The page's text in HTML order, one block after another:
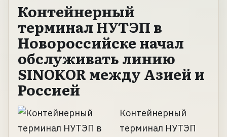
Контейнерный
терминал НУТЭП в
Новороссийске начал
обслуживать линию
SINOKOR между Азией и
Россией
Контейнерный
терминал НУТЭП